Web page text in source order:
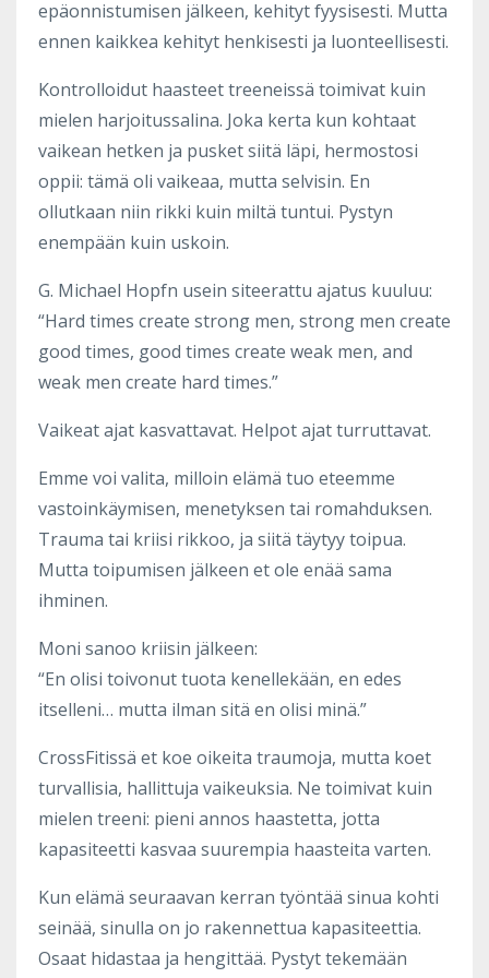
epäonnistumisen jälkeen, kehityt fyysisesti. Mutta
ennen kaikkea kehityt henkisesti ja luonteellisesti.
Kontrolloidut haasteet treeneissä toimivat kuin
mielen harjoitussalina. Joka kerta kun kohtaat
vaikean hetken ja pusket siitä läpi, hermostosi
oppii: tämä oli vaikeaa, mutta selvisin. En
ollutkaan niin rikki kuin miltä tuntui. Pystyn
enempään kuin uskoin.
G. Michael Hopfn usein siteerattu ajatus kuuluu:
“Hard times create strong men, strong men create
good times, good times create weak men, and
weak men create hard times.”
Vaikeat ajat kasvattavat. Helpot ajat turruttavat.
Emme voi valita, milloin elämä tuo eteemme
vastoinkäymisen, menetyksen tai romahduksen.
Trauma tai kriisi rikkoo, ja siitä täytyy toipua.
Mutta toipumisen jälkeen et ole enää sama
ihminen.
Moni sanoo kriisin jälkeen:
“En olisi toivonut tuota kenellekään, en edes
itselleni… mutta ilman sitä en olisi minä.”
CrossFitissä et koe oikeita traumoja, mutta koet
turvallisia, hallittuja vaikeuksia. Ne toimivat kuin
mielen treeni: pieni annos haastetta, jotta
kapasiteetti kasvaa suurempia haasteita varten.
Kun elämä seuraavan kerran työntää sinua kohti
seinää, sinulla on jo rakennettua kapasiteettia.
Osaat hidastaa ja hengittää. Pystyt tekemään